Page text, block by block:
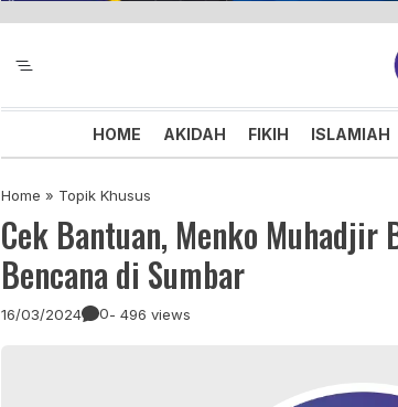
Majelis Tabligh Muhammadiyah
Syiar Dakwah Islam Berkemajuan dan
HOME AKIDAH FIKIH ISLAMIAH
Home » Topik Khusus
Cek Bantuan, Menko Muhadjir
Bencana di Sumbar
16/03/2024 0- 496 views